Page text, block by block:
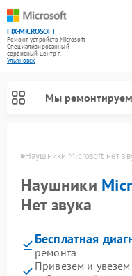
FIX-MICROSOFT
Ремонт устройств Microsoft
Специализированный
cервисный центр г.
Ульяновск
Мы ремонтируем
Наушники Microsoft нет
Наушники
Нет звука
Бесплатная
ремонта
Привезем и